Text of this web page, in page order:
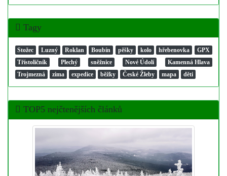
Tagy
Stožec Luzný Roklan Boubín pěšky kolo hřebenovka
GPX
Třístoličník
Plechý sněžnice Nové Údolí
Kamenná Hlava
Trojmezná
zima expedice běžky České Žleby mapa děti
TOP5 nejčtenějších článků